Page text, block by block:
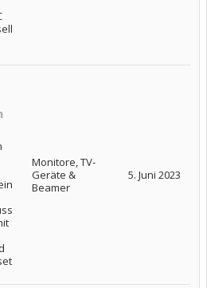
Monitore, TV-
Geräte &
Beamer
5. Juni 2023